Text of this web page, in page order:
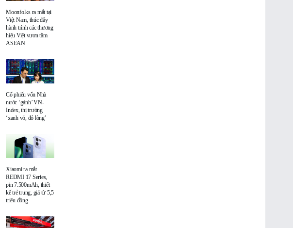
Moonfolks ra mắt tại
Việt Nam, thúc đẩy
hành trình các thương
hiệu Việt vươn tầm
ASEAN
Cổ phiếu vốn Nhà
nước ‘gánh’ VN-
Index, thị trường
‘xanh vỏ, đỏ lòng’
Xiaomi ra mắt
REDMI 17 Series,
pin 7.500mAh, thiết
kế trẻ trung, giá từ 5,5
triệu đồng